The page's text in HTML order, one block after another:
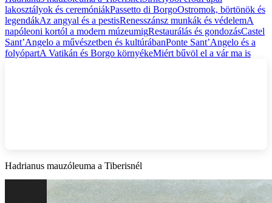
lakosztályok és ceremóniákPassetto di BorgoOstromok, börtönök és
legendákAz angyal és a pestisRenesszánsz munkák és védelemA
napóleoni kortól a modern múzeumigRestaurálás és gondozásCastel
Sant’Angelo a művészetben és kultúrábanPonte Sant’Angelo és a
folyópartA Vatikán és Borgo környékeMiért bűvöl el a vár ma is
Hadrianus mauzóleuma a Tiberisnél